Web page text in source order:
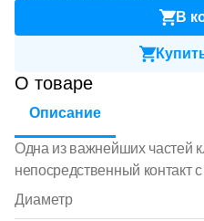
В
О товаре
Описание
Одна из важнейших частей
непосредственный контакт
Диаметр